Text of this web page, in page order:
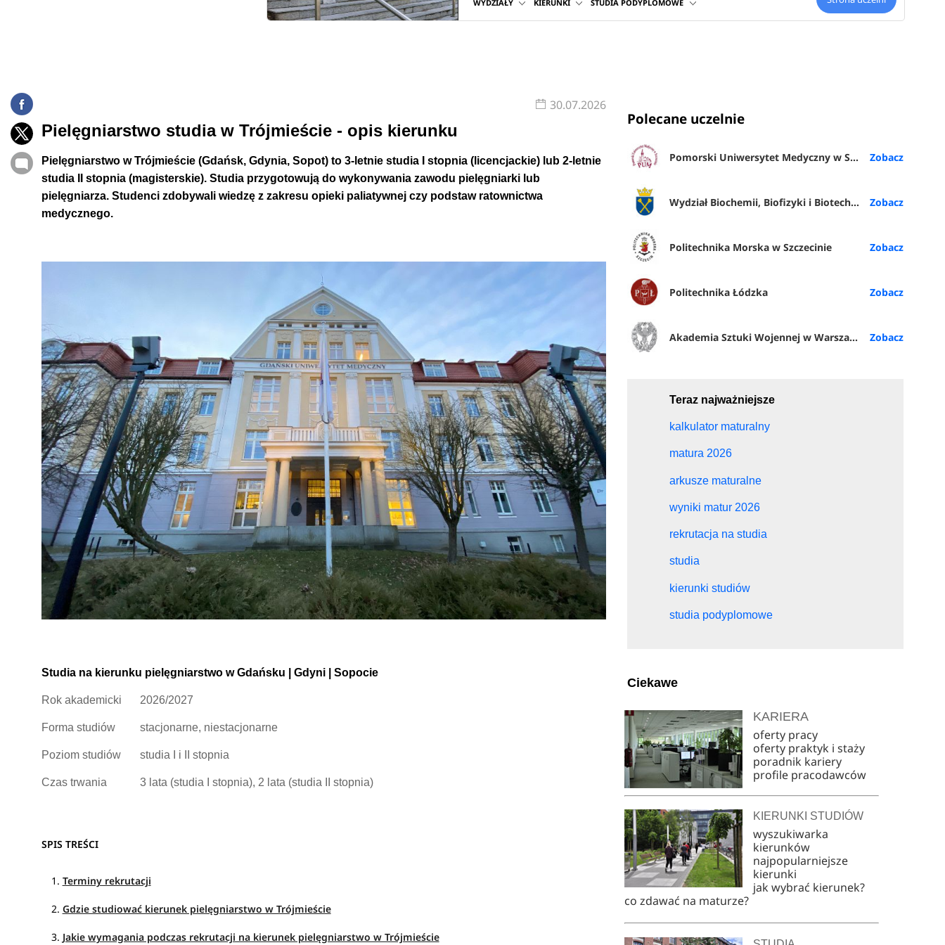
Przykładowe specjalistyczne bloki zajęć, obejmujące teorię i praktykę, to na przykładneurologia i opieka neurologiczna,
W Trójmieście (Gdańsk, Gdynia, Sopot) pielęgniarstwo to 3-letnie studia I stopnia (licencjackie) lub 2-letnie studia II stopnia
(magisterskie), których program może być realizowany w formie stacjonarnej lub niestacjonarnej (zaocznej).
WYDZIAŁY KIERUNKI STUDIA PODYPLOMOWE
30.07.2026
Pielęgniarstwo studia w Trójmieście - opis kierunku
Pielęgniarstwo w Trójmieście (Gdańsk, Gdynia, Sopot) to 3-letnie studia I stopnia (licencjackie) lub 2-letnie
studia II stopnia (magisterskie). Studia przygotowują do wykonywania zawodu pielęgniarki lub
pielęgniarza. Studenci zdobywali wiedzę z zakresu opieki paliatywnej czy podstaw ratownictwa
medycznego.
Studia na kierunku pielęgniarstwo w Gdańsku | Gdyni | Sopocie
Rok akademicki 2026/2027
Forma studiów stacjonarne, niestacjonarne
Poziom studiów studia I i II stopnia
Czas trwania 3 lata (studia I stopnia), 2 lata (studia II stopnia)
SPIS TREŚCI
Terminy rekrutacji
Gdzie studiować kierunek pielęgniarstwo w Trójmieście
Jakie wymagania podczas rekrutacji na kierunek pielęgniarstwo w Trójmieście
Polecane uczelnie
Pomorski Uniwersytet Medyczny w Szczecinie
Wydział Biochemii, Biofizyki i Biotechnologii UJ
Politechnika Morska w Szczecinie
Politechnika Łódzka
Akademia Sztuki Wojennej w Warszawie
Teraz najważniejsze
kalkulator maturalny
matura 2026
arkusze maturalne
wyniki matur 2026
rekrutacja na studia
studia
kierunki studiów
studia podyplomowe
Ciekawe
KARIERA
oferty pracy
oferty praktyk i staży
poradnik kariery
profile pracodawców
KIERUNKI STUDIÓW
wyszukiwarka
kierunków
najpopularniejsze
kierunki
jak wybrać kierunek?
co zdawać na maturze?